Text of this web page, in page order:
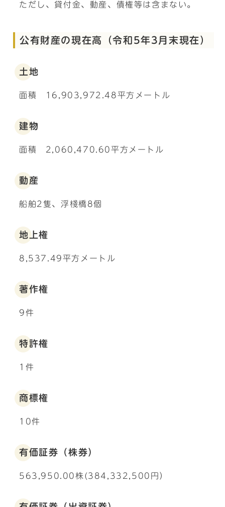
ただし、貸付金、動産、債権等は含まない。
公有財産の現在高（令和5年3月末現在）
土地
面積 16,903,972.48平方メートル
建物
面積 2,060,470.60平方メートル
動産
船舶2隻、浮棧橋8個
地上権
8,537.49平方メートル
著作権
9件
特許権
1件
商標権
10件
有価証券（株券）
563,950.00株(384,332,500円）